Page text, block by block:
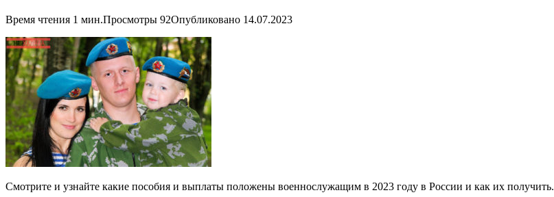
Время чтения 1 мин.Просмотры 92Опубликовано 14.07.2023
Смотрите и узнайте какие пособия и выплаты положены военнослужащим в 2023 году в России и как их получить.